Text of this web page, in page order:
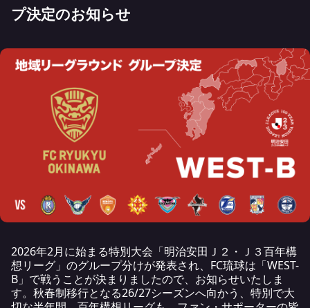
プ決定のお知らせ
2026年2月に始まる特別大会「明治安田Ｊ２・Ｊ３百年構
想リーグ」のグループ分けが発表され、FC琉球は「WEST-
B」で戦うことが決まりましたので、お知らせいたしま
す。秋春制移行となる26/27シーズンへ向かう、特別で大